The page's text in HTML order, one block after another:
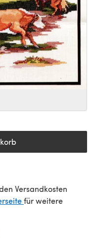
Versandkosten
(öffnet sich in
für weitere